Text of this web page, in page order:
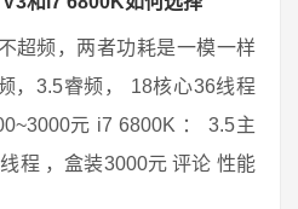
超频，两者功耗是一模一样
，3.5睿频， 18核心36线程
元 i7 6800K ： 3.5主
程 ，盒装3000元 评论 性能